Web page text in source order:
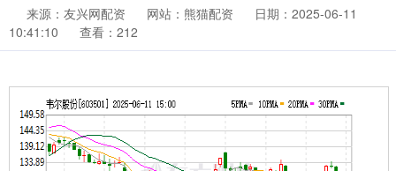
来源：友兴网配资 网站：熊猫配资
日期：2025-06-11
10:41:10
查看：212